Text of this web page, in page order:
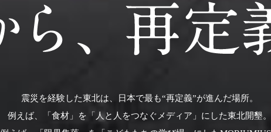
震災を経験した東北は、日本で最も“再定義”が進んだ場所。
例えば、「食材」を「人と人をつなぐメディア」にした東北開墾。